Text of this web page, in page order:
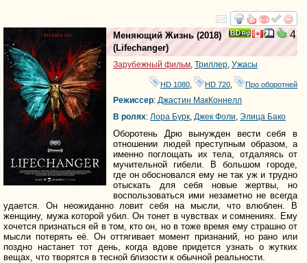
смотреть
4
Меняющий Жизнь (2018)
(Lifechanger)
Зарубежный фильм, Триллер, Ужасы
HD 1080 HD 720 Про оборотней
Режиссер: Джастин МакКоннелл
В ролях: Лора Бурк, Джек Фоли, Элица Бако
Оборотень Дрю вынужден вести себя в
отношении людей преступным образом, а
именно поглощать их тела, отдаляясь от
мучительной гибели. В большом городе,
где он обосновался ему не так уж и трудно
отыскать для себя новые жертвы, но
воспользоваться ими незаметно не всегда
удается. Он неожиданно ловит себя на мысли, что влюблен. В
женщину, мужа которой убил. Он тонет в чувствах и сомнениях. Ему
хочется признаться ей в том, кто он, но в тоже время ему страшно от
мысли потерять её. Он оттягивает момент признаний, но рано или
поздно настанет тот день, когда вдове придется узнать о жутких
вещах, что творятся в тесной близости к обычной реальности.